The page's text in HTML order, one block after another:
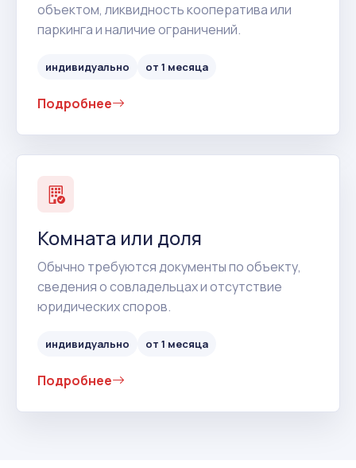
объектом, ликвидность кооператива или
паркинга и наличие ограничений.
индивидуально от 1 месяца
Подробнее
Комната или доля
Обычно требуются документы по объекту,
сведения о совладельцах и отсутствие
юридических споров.
индивидуально от 1 месяца
Подробнее